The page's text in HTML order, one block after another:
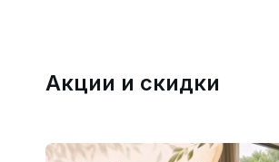
Акции и скидки